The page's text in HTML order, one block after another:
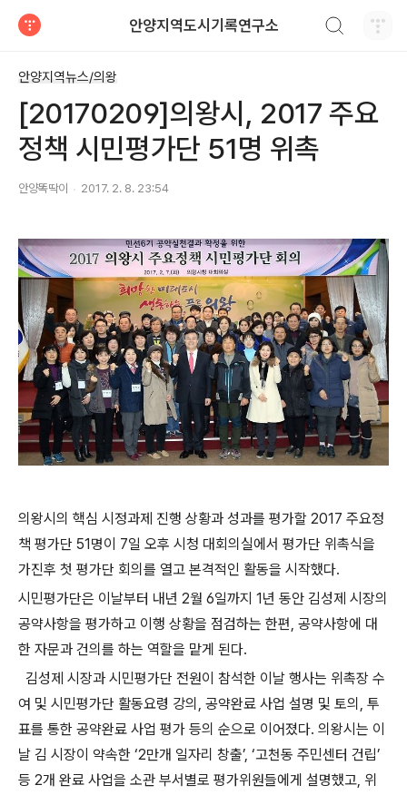
안양지역도시기록연구소
안양지역뉴스/의왕
[20170209]의왕시, 2017 주요
정책 시민평가단 51명 위촉
안양똑딱이 2017. 2. 8. 23:54
의왕시의 핵심 시정과제 진행 상황과 성과를 평가할 2017 주요정
책 평가단 51명이 7일 오후 시청 대회의실에서 평가단 위촉식을
가진후 첫 평가단 회의를 열고 본격적인 활동을 시작했다.
시민평가단은 이날부터 내년 2월 6일까지 1년 동안 김성제 시장의
공약사항을 평가하고 이행 상황을 점검하는 한편, 공약사항에 대
한 자문과 건의를 하는 역할을 맡게 된다.
김성제 시장과 시민평가단 전원이 참석한 이날 행사는 위촉장 수
여 및 시민평가단 활동요령 강의, 공약완료 사업 설명 및 토의, 투
표를 통한 공약완료 사업 평가 등의 순으로 이어졌다. 의왕시는 이
날 김 시장이 약속한 ‘2만개 일자리 창출’, ‘고천동 주민센터 건립’
등 2개 완료 사업을 소관 부서별로 평가위원들에게 설명했고, 위